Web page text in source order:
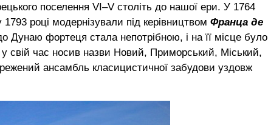
поселення VI–V століть до нашої ери. У 1764
році модернізували під керівництвом Франца де
Дунаю фортеця стала непотрібною, і на її місце було
свій час носив назви Новий, Приморський, Міський,
ансамбль класицистичної забудови уздовж